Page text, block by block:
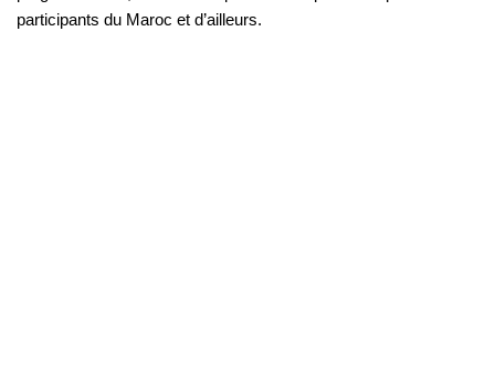
participants du Maroc et d’ailleurs.